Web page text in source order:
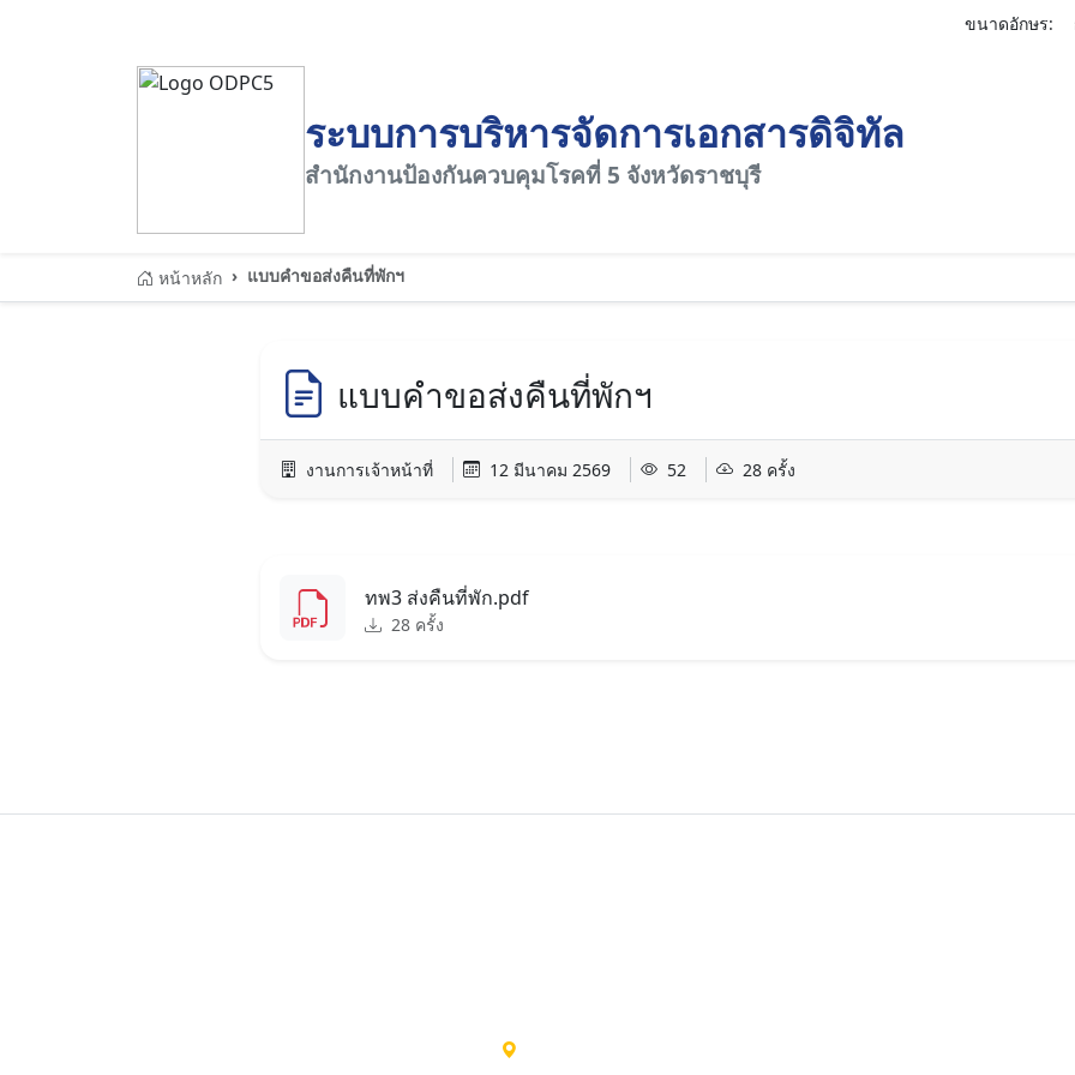
ขนาดอักษร:
ระบบการบริหารจัดการเอกสารดิจิทัล
สำนักงานป้องกันควบคุมโรคที่ 5 จังหวัดราชบุรี
หน้าหลัก แบบคำขอส่งคืนที่พักฯ
แบบคำขอส่งคืนที่พักฯ
งานการเจ้าหน้าที่ 12 มีนาคม 2569 52 28 ครั้ง
ทพ3 ส่งคืนที่พัก.pdf
28 ครั้ง